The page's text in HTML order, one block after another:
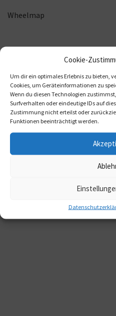
Cookie-
Um dir ein optimales Erlebnis zu bieten,
Cookies, um Geräteinformationen zu
Wenn du diesen Technologien
Surfverhalten oder eindeutige IDs auf
Zustimmung nicht erteilst oder
Funktionen beeinträchtigt werden.
Wheelmap